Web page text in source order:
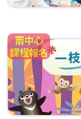
兩中心
課程報名